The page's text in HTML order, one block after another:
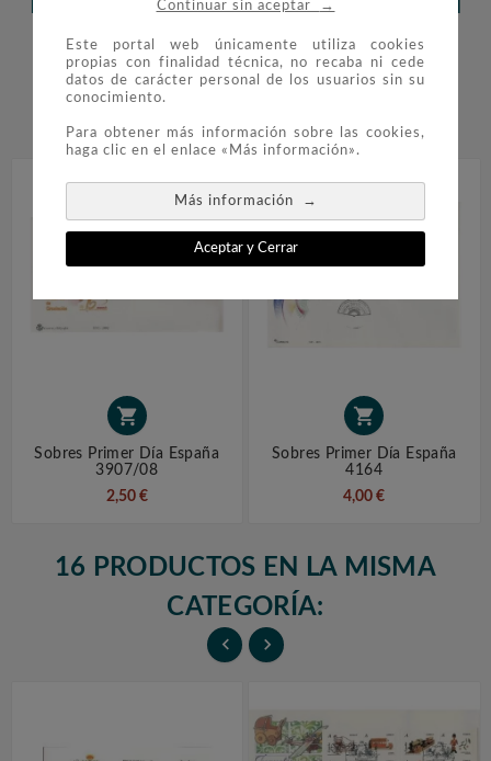
Continuar sin aceptar →
Este portal web únicamente utiliza cookies
propias con finalidad técnica, no recaba ni cede
datos de carácter personal de los usuarios sin su
conocimiento.
Para obtener más información sobre las cookies,
haga clic en el enlace «Más información».
Más información →
Aceptar y Cerrar
LOS CLIENTES QUE ADQUIRIERON
ESTE PRODUCTO TAMBIÉN
COMPRARON:
 

Sobres Primer Día España
3907/08
2,50 €

Sobres Primer Día España
4164
4,00 €
16 PRODUCTOS EN LA MISMA
CATEGORÍA:
 